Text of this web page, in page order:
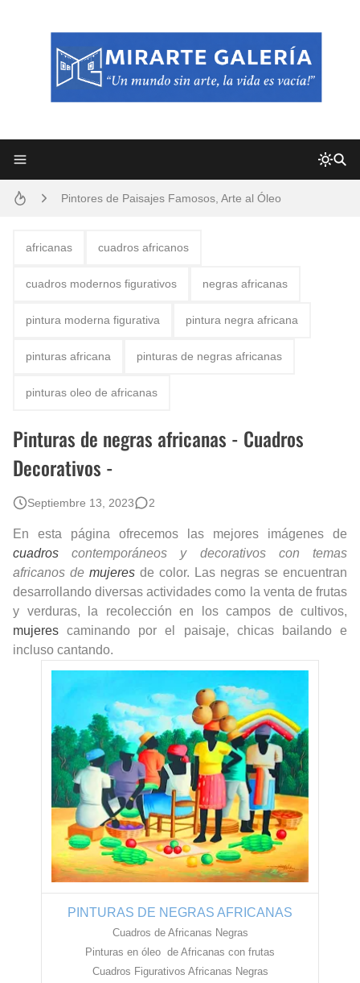
africanas cuadros africanos
cuadros modernos figurativos negras africanas
pintura moderna figurativa pintura negra africana
pinturas africana pinturas de negras africanas
pinturas oleo de africanas
Pinturas de negras africanas - Cuadros
Decorativos -
Septiembre 13, 2023 2
En esta página ofrecemos las mejores imágenes de
cuadros contemporáneos y decorativos con temas
africanos de mujeres de color. Las negras se encuentran
desarrollando diversas actividades como la venta de frutas
y verduras, la recolección en los campos de cultivos,
mujeres caminando por el paisaje, chicas bailando e
incluso cantando.
PINTURAS DE NEGRAS AFRICANAS
Cuadros de Africanas Negras
Pinturas en óleo de Africanas con frutas
Cuadros Figurativos Africanas Negras